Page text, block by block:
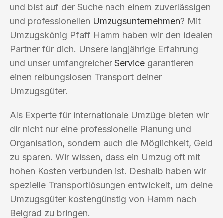
und bist auf der Suche nach einem zuverlässigen
und professionellen Umzugsunternehmen? Mit
Umzugskönig Pfaff Hamm haben wir den idealen
Partner für dich. Unsere langjährige Erfahrung
und unser umfangreicher Service garantieren
einen reibungslosen Transport deiner
Umzugsgüter.
Als Experte für internationale Umzüge bieten wir
dir nicht nur eine professionelle Planung und
Organisation, sondern auch die Möglichkeit, Geld
zu sparen. Wir wissen, dass ein Umzug oft mit
hohen Kosten verbunden ist. Deshalb haben wir
spezielle Transportlösungen entwickelt, um deine
Umzugsgüter kostengünstig von Hamm nach
Belgrad zu bringen.